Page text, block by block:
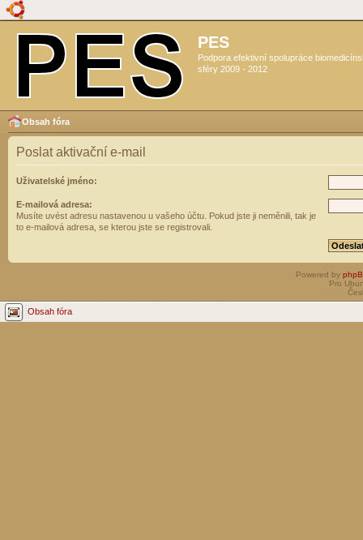
PES
Podpora efektivní spolupráce
sféry 2009 - 2012
Obsah fóra
Poslat aktivační e-mail
Uživatelské jméno:
E-mailová adresa:
Musíte uvést adresu nastavenou u vašeho účtu. Pokud jste ji neměnili, tak je
to e-mailová adresa, se kterou jste se registrovali.
Powered by
Pro
Obsah fóra